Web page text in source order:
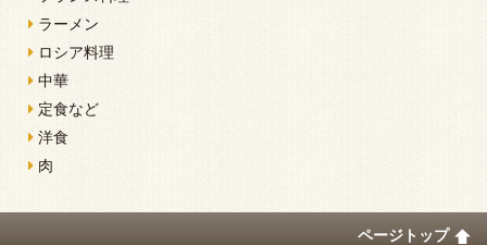
ラーメン
ロシア料理
中華
定食など
洋食
肉
ページトップ